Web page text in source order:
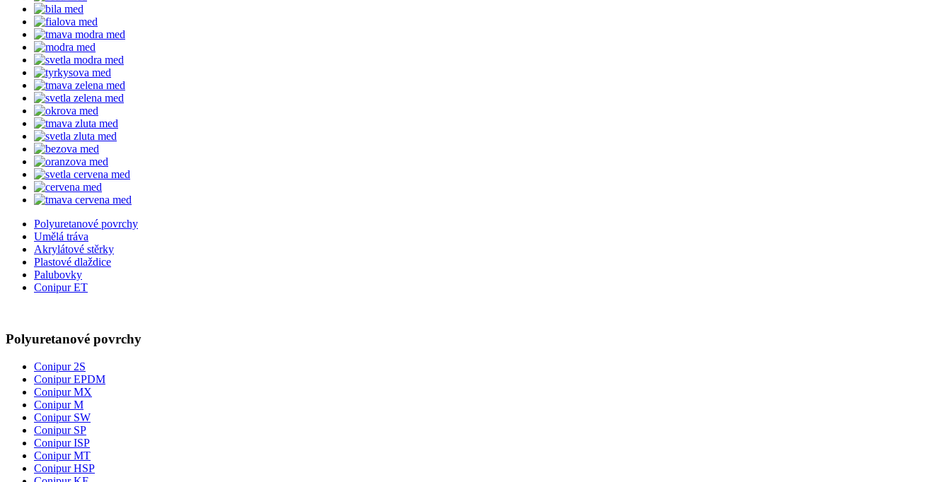
Polyuretanové povrchy
Umělá tráva
Akrylátové stěrky
Plastové dlaždice
Palubovky
Conipur ET
Polyuretanové povrchy
Conipur 2S
Conipur EPDM
Conipur MX
Conipur M
Conipur SW
Conipur SP
Conipur ISP
Conipur MT
Conipur HSP